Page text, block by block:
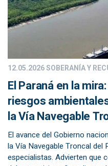
12.05.2026SOBERANÍA Y
El Paraná en la
riesgos
la Vía Navegable
El avance del Gobierno
la Vía Navegable Troncal del
especialistas. Advierten que